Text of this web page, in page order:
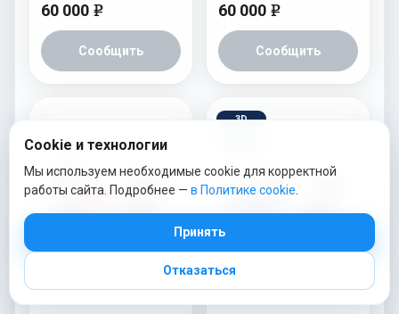
60 000 e
Сообщить
60 000 e
Сообщить
3D
Cookie и технологии
Мы используем необходимые cookie для корректной
работы сайта. Подробнее — в Политике cookie
Принять
Отказаться